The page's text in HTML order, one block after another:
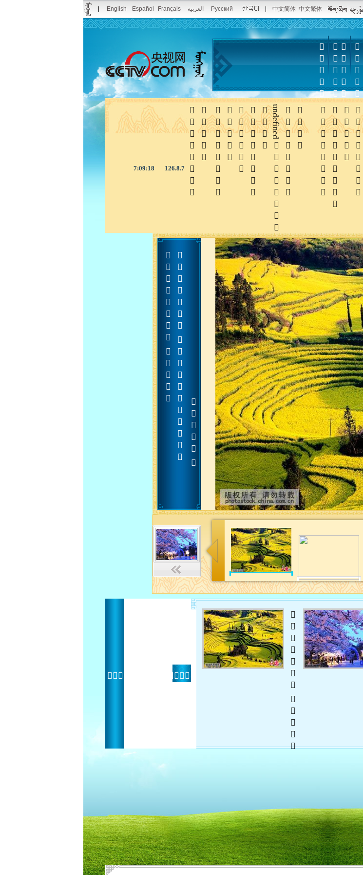
English Español Français العربية Русский 中文简体 中文繁体

 

7:09:19 126.8.7

 

undefined




 



































    